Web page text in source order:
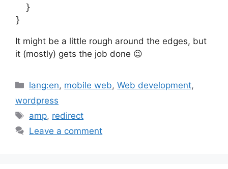
  }
It might be a little rough around the edges, but
it (mostly) gets the job done 😉
Categories
lang:en, mobile web,Web development,
wordpress
Tags
amp, redirect
Leave a comment